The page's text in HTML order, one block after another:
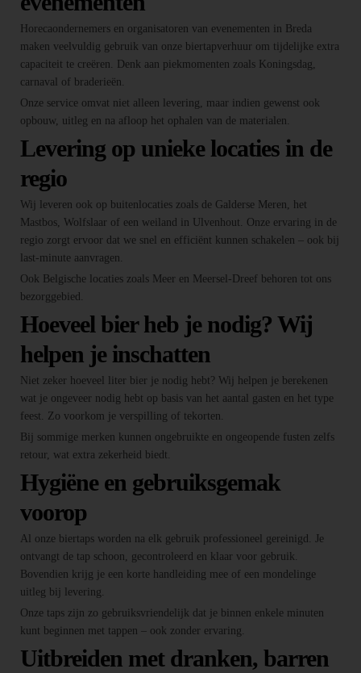
Horecaondernemers en organisatoren van evenementen in Breda
maken veelvuldig gebruik van onze biertapverhuur om tijdelijke extra
capaciteit te creëren. Denk aan piekmomenten zoals Koningsdag,
carnaval of braderieën.
Onze service omvat niet alleen levering, maar indien gewenst ook
opbouw, uitleg en na afloop het ophalen van de materialen.
Levering op unieke locaties in de
regio
Wij leveren ook op buitenlocaties zoals de Galderse Meren, het
Mastbos, Wolfslaar of een weiland in Ulvenhout. Onze ervaring in de
regio zorgt ervoor dat we snel en efficiënt kunnen schakelen – ook bij
last-minute aanvragen.
Ook Belgische locaties zoals Meer en Meersel-Dreef behoren tot ons
bezorggebied.
Hoeveel bier heb je nodig? Wij
helpen je inschatten
Niet zeker hoeveel liter bier je nodig hebt? Wij helpen je berekenen
wat je ongeveer nodig hebt op basis van het aantal gasten en het type
feest. Zo voorkom je verspilling of tekorten.
Bij sommige merken kunnen ongebruikte en ongeopende fusten zelfs
retour, wat extra zekerheid biedt.
Hygiëne en gebruiksgemak
voorop
Al onze biertaps worden na elk gebruik professioneel gereinigd. Je
ontvangt de tap schoon, gecontroleerd en klaar voor gebruik.
Bovendien krijg je een korte handleiding mee of een mondelinge
uitleg bij levering.
Onze taps zijn zo gebruiksvriendelijk dat je binnen enkele minuten
kunt beginnen met tappen – ook zonder ervaring.
Uitbreiden met dranken, barren